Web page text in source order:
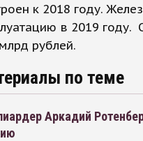
к 2018 году.
в 2019 году.
рублей.
по теме
Аркадий